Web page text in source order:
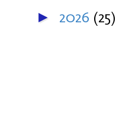
► 2026 (25)